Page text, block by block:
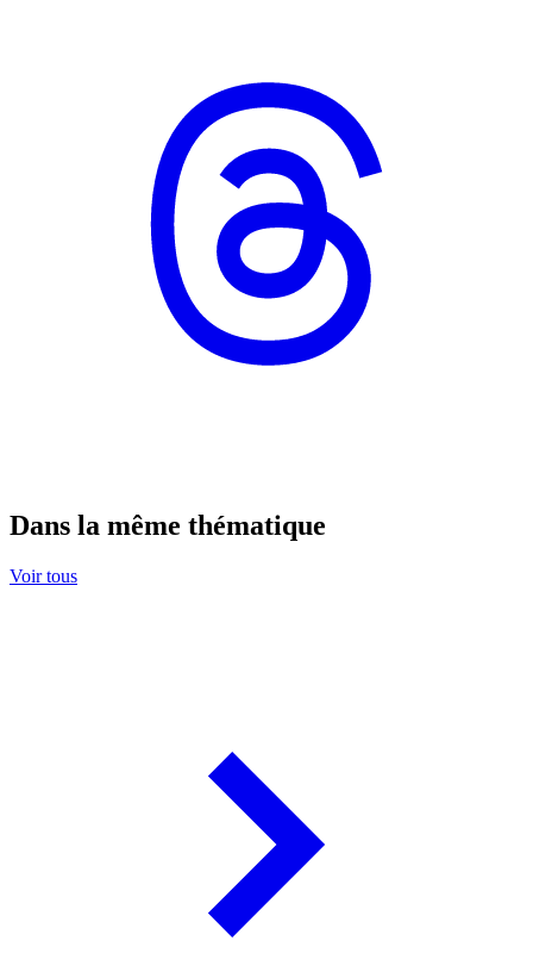
Dans la même thématique
Voir tous